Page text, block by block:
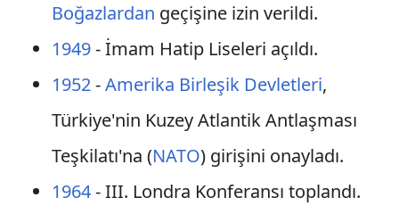
Boğazlardan geçişine izin verildi.
1949- İmam Hatip Liseleri açıldı.
1952-Amerika Birleşik Devletleri,
Türkiye'nin Kuzey Atlantik Antlaşması
Teşkilatı'na (NATO) girişini onayladı.
1964- III. Londra Konferansı toplandı.